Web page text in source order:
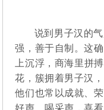
说到男子汉的气
强，善于自制。这
上沉浮，商海里拼
花，簇拥着男子汉
他们也常以成就、
好声、喝采声，喜